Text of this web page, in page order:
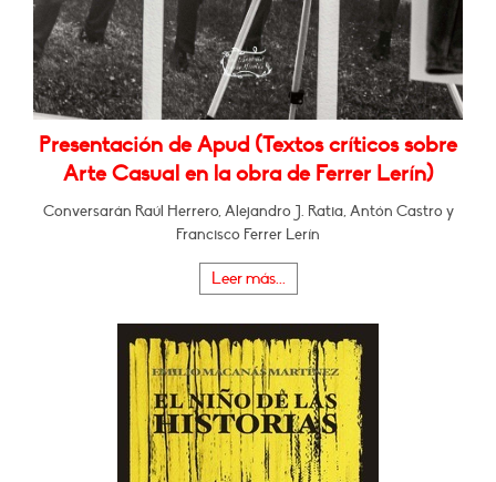
Presentación de Apud (Textos críticos sobre
Arte Casual en la obra de Ferrer Lerín)
Conversarán Raúl Herrero, Alejandro J. Ratia, Antón Castro y
Francisco Ferrer Lerín
Leer más...